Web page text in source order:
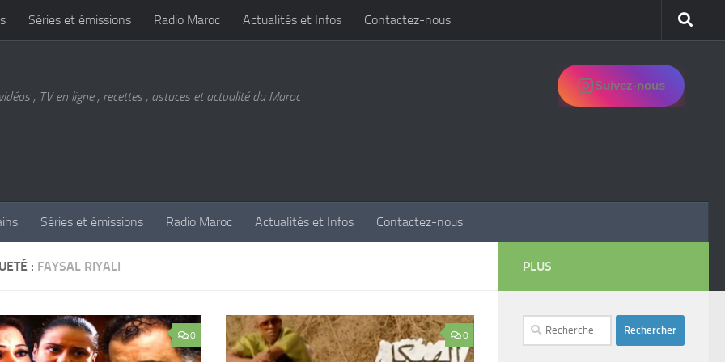
Séries et émissions Radio Maroc Actualités et Infos Contactez-nous
, TV en ligne , recettes , astuces et actualité du Maroc
Suivez-nous
Séries et émissions Radio Maroc Actualités et Infos Contactez-nous
: FAYSAL RIYALI
0 0
PLUS
Rechercher :